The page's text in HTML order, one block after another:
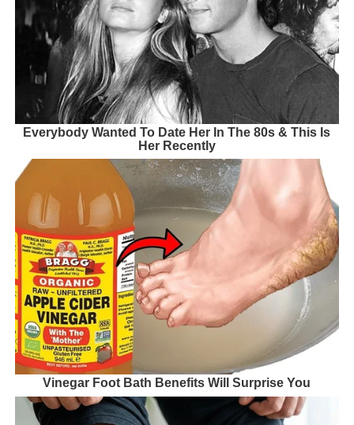
Everybody Wanted To Date Her In The 80s & This Is
Her Recently
Vinegar Foot Bath Benefits Will Surprise You